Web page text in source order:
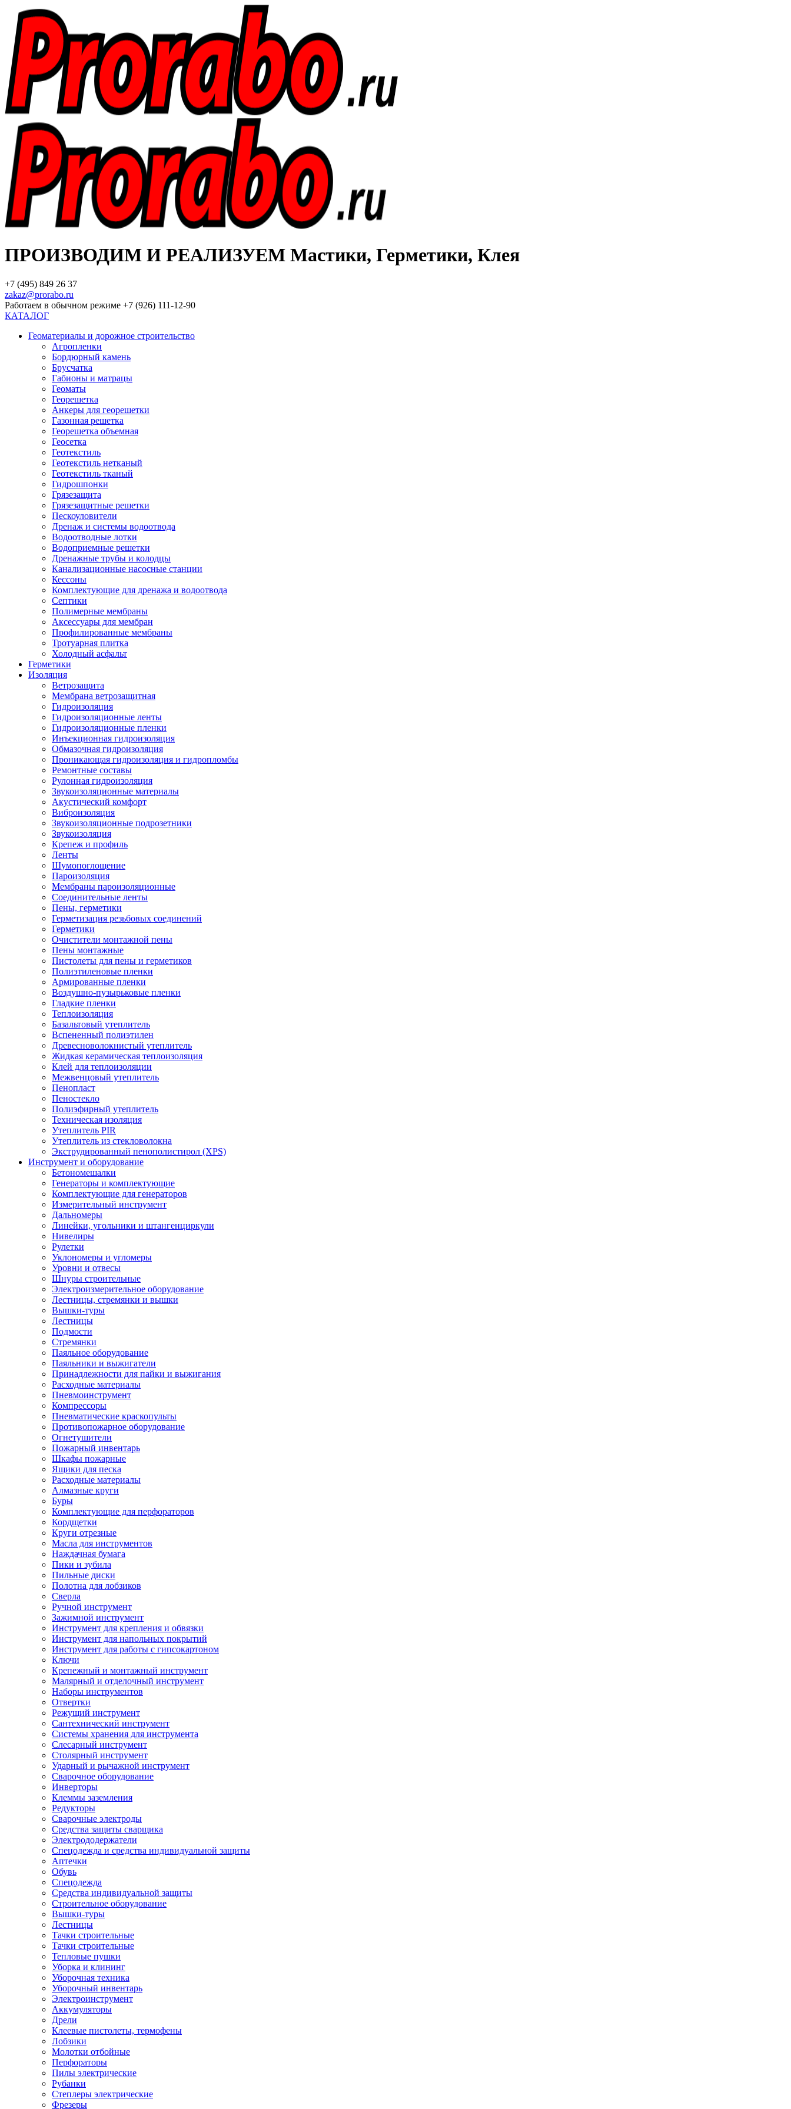
ПРОИЗВОДИМ И РЕАЛИЗУЕМ Мастики, Герметики, Клея
+7 (495) 849 26 37
zakaz@prorabo.ru
Работаем в обычном режиме +7 (926) 111-12-90
КАТАЛОГ
Геоматериалы и дорожное строительство
Агропленки
Бордюрный камень
Брусчатка
Габионы и матрацы
Геоматы
Георешетка
Анкеры для георешетки
Газонная решетка
Георешетка объемная
Геосетка
Геотекстиль
Геотекстиль нетканый
Геотекстиль тканый
Гидрошпонки
Грязезащита
Грязезащитные решетки
Пескоуловители
Дренаж и системы водоотвода
Водоотводные лотки
Водоприемные решетки
Дренажные трубы и колодцы
Канализационные насосные станции
Кессоны
Комплектующие для дренажа и водоотвода
Септики
Полимерные мембраны
Аксессуары для мембран
Профилированные мембраны
Тротуарная плитка
Холодный асфальт
Герметики
Изоляция
Ветрозащита
Мембрана ветрозащитная
Гидроизоляция
Гидроизоляционные ленты
Гидроизоляционные пленки
Инъекционная гидроизоляция
Обмазочная гидроизоляция
Проникающая гидроизоляция и гидропломбы
Ремонтные составы
Рулонная гидроизоляция
Звукоизоляционные материалы
Акустический комфорт
Виброизоляция
Звукоизоляционные подрозетники
Звукоизоляция
Крепеж и профиль
Ленты
Шумопоглощение
Пароизоляция
Мембраны пароизоляционные
Соединительные ленты
Пены, герметики
Герметизация резьбовых соединений
Герметики
Очистители монтажной пены
Пены монтажные
Пистолеты для пены и герметиков
Полиэтиленовые пленки
Армированные пленки
Воздушно-пузырьковые пленки
Гладкие пленки
Теплоизоляция
Базальтовый утеплитель
Вспененный полиэтилен
Древесноволокнистый утеплитель
Жидкая керамическая теплоизоляция
Клей для теплоизоляции
Межвенцовый утеплитель
Пенопласт
Пеностекло
Полиэфирный утеплитель
Техническая изоляция
Утеплитель PIR
Утеплитель из стекловолокна
Экструдированный пенополистирол (XPS)
Инструмент и оборудование
Бетономешалки
Генераторы и комплектующие
Комплектующие для генераторов
Измерительный инструмент
Дальномеры
Линейки, угольники и штангенциркули
Нивелиры
Рулетки
Уклономеры и угломеры
Уровни и отвесы
Шнуры строительные
Электроизмерительное оборудование
Лестницы, стремянки и вышки
Вышки-туры
Лестницы
Подмости
Стремянки
Паяльное оборудование
Паяльники и выжигатели
Принадлежности для пайки и выжигания
Расходные материалы
Пневмоинструмент
Компрессоры
Пневматические краскопульты
Противопожарное оборудование
Огнетушители
Пожарный инвентарь
Шкафы пожарные
Ящики для песка
Расходные материалы
Алмазные круги
Буры
Комплектующие для перфораторов
Кордщетки
Круги отрезные
Масла для инструментов
Наждачная бумага
Пики и зубила
Пильные диски
Полотна для лобзиков
Сверла
Ручной инструмент
Зажимной инструмент
Инструмент для крепления и обвязки
Инструмент для напольных покрытий
Инструмент для работы с гипсокартоном
Ключи
Крепежный и монтажный инструмент
Малярный и отделочный инструмент
Наборы инструментов
Отвертки
Режущий инструмент
Сантехнический инструмент
Системы хранения для инструмента
Слесарный инструмент
Столярный инструмент
Ударный и рычажной инструмент
Сварочное оборудование
Инверторы
Клеммы заземления
Редукторы
Сварочные электроды
Средства защиты сварщика
Электрододержатели
Спецодежда и средства индивидуальной защиты
Аптечки
Обувь
Спецодежда
Средства индивидуальной защиты
Строительное оборудование
Вышки-туры
Лестницы
Тачки строительные
Тачки строительные
Тепловые пушки
Уборка и клининг
Уборочная техника
Уборочный инвентарь
Электроинструмент
Аккумуляторы
Дрели
Клеевые пистолеты, термофены
Лобзики
Молотки отбойные
Перфораторы
Пилы электрические
Рубанки
Степлеры электрические
Фрезеры